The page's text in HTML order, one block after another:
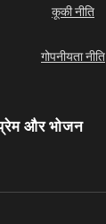
e
कूकी नीति
गोपनीयता नीति
और भोजन